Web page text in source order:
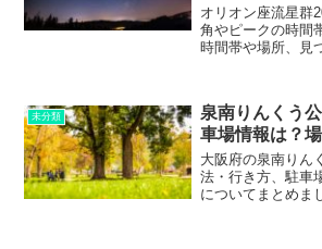
オリオン座流星群
角やピークの時間
時間帯や場所、見
未分類
泉南りんくう
車場情報は？
大阪府の泉南りん
法・行き方、駐車
についてまとめま